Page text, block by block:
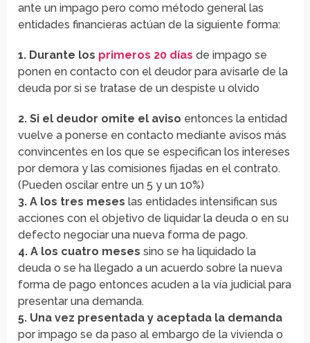
ante un impago pero como método general las
entidades financieras actúan de la siguiente forma:
1. Durante los primeros 20 díasde impago se
ponen en contacto con el deudor para avisarle de la
deuda por si se tratase de un despiste u olvido
2. Si el deudor omite el aviso entonces la entidad
vuelve a ponerse en contacto mediante avisos más
convincentes en los que se especifican los intereses
por demora y las comisiones fijadas en el contrato.
(Pueden oscilar entre un 5 y un 10%)
3. A los tres meses las entidades intensifican sus
acciones con el objetivo de liquidar la deuda o en su
defecto negociar una nueva forma de pago.
4. A los cuatro meses sino se ha liquidado la
deuda o se ha llegado a un acuerdo sobre la nueva
forma de pago entonces acuden a la vía judicial para
presentar una demanda.
5. Una vez presentada y aceptada la demanda
por impago se da paso al embargo de la vivienda o